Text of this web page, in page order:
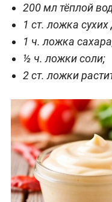
200 мл тёплой
1 ст. ложка
1 ч. ложка
½ ч. ложки соли;
2 ст. ложки